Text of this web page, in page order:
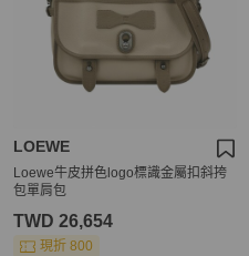
LOEWE
Loewe牛皮拼色logo標識金屬扣斜挎
包單肩包
TWD 26,654
現折 800